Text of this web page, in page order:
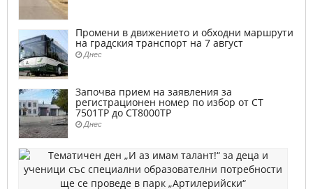
Промени в движението и обходни маршрути
на градския транспорт на 7 август
Днес
Започва прием на заявления за
регистрационен номер по избор от СТ
7501ТР до СТ8000ТР
Днес